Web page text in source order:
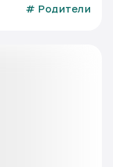
# Родители